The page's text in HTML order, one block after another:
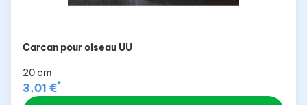
Carcan pour oiseau UU
20 cm
3,01 €*